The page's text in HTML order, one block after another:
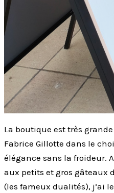
La boutique est très
Fabrice Gillotte dans le
élégance sans la froideur.
aux petits et gros gâteaux
(les fameux dualités), j’ai